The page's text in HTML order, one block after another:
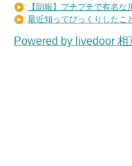
【朗報】プチプチで有名な
最近知ってびっくりしたこ
Powered by livedoor 相